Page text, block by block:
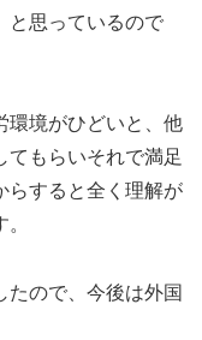
と思っているので
環境がひどいと、他
てもらいそれで満足
らすると全く理解が
たので、今後は外国